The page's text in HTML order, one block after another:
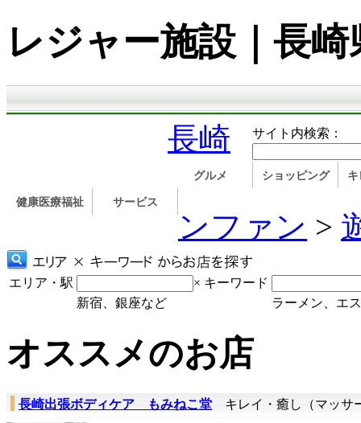
レジャー施設｜長
サイト内検索：
グルメ ショッピング
健康医療福祉 サービス
長崎
ンファン >
エリア・駅 × キーワード
新宿、銀座など
ラーメン、エ
オススメのお店
長崎出張ボディケア もみねこ堂 キレイ・癒し（マッサ